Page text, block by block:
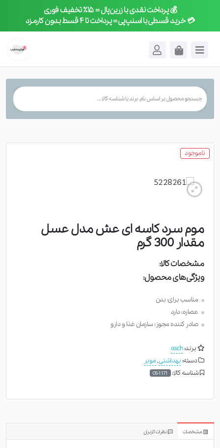
💰 پرداخت نقدی با زرین‌پال = ۱۵٪ تخفیف فوری
💳 خرید قسطی با اسنپ‌پی = پرداخت تا ۴ قسط بدون کارمزد×
ناموجود
موم سرد کاسه ای عش مدل عسل
مقدار 300 گرم
مشخصات کالا:
ویژگی‌های محصول:
مناسب برای: بدن
عصاره: دارد
صادر کننده مجوز: سازمان غذا و دارو
برند:asch
دسته:بهداشتی,موبر
شناسه کالا:
OS-1171
مشخصات نظرات کاربران